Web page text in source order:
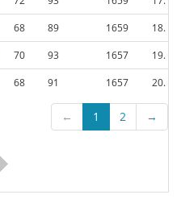
68 89 1659
18.
70 93 1657
19.
68 91 1657 20.
← 1 2 →